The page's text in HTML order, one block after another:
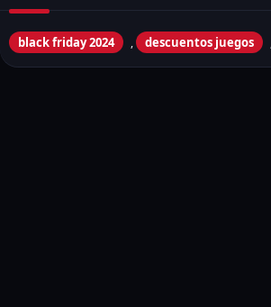
black friday 2024 , descuentos juegos